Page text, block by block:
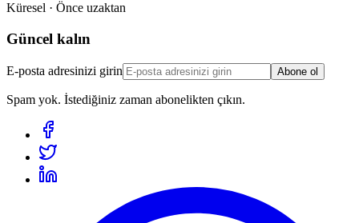
Küresel · Önce uzaktan
Güncel kalın
E-posta adresinizi girin Abone ol
Spam yok. İstediğiniz zaman abonelikten çıkın.